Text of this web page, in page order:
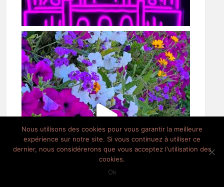
Nous utilisons des cookies pour vous garantir la meilleure
expérience sur notre site. Si vous continuez à utiliser ce
dernier, nous considérerons que vous acceptez l'utilisation des
cookies.
Ok